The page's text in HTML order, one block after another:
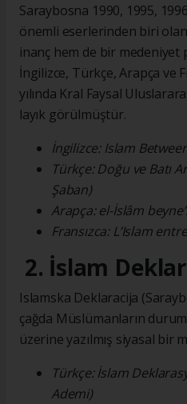
Saraybosna 1990, 1995,
önemli eserlerinden biri
inanç hem de bir
İngilizce, Türkçe, Arapça ve
yılında Kral Faysal
layık görülmüştür.
İngilizce: Islam
Türkçe: Doğu ve Batı
Şaban)
Arapça: el-İslâm
Fransızca: L’Islam
2. İslam
Islamska Deklaracija
çağda Müslümanların
üzerine yazılmış siyasal bir
Türkçe: İslam
Ademi)